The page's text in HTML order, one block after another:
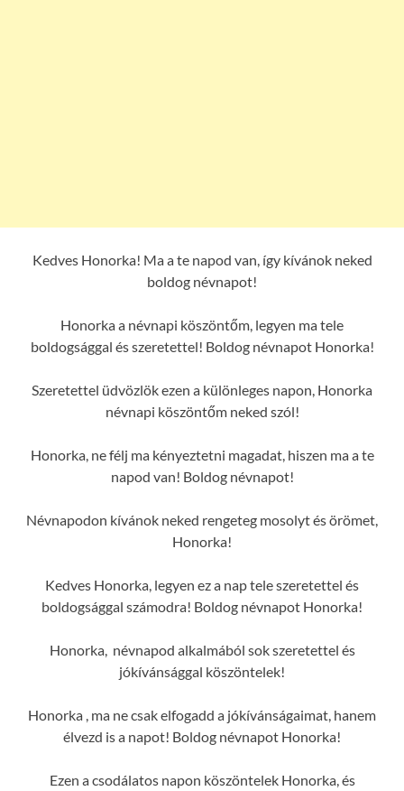
Kedves Honorka! Ma a te napod van, így kívánok neked
boldog névnapot!
Honorka a névnapi köszöntőm, legyen ma tele
boldogsággal és szeretettel! Boldog névnapot Honorka!
Szeretettel üdvözlök ezen a különleges napon, Honorka
névnapi köszöntőm neked szól!
Honorka, ne félj ma kényeztetni magadat, hiszen ma a te
napod van! Boldog névnapot!
Névnapodon kívánok neked rengeteg mosolyt és örömet,
Honorka!
Kedves Honorka, legyen ez a nap tele szeretettel és
boldogsággal számodra! Boldog névnapot Honorka!
Honorka, névnapod alkalmából sok szeretettel és
jókívánsággal köszöntelek!
Honorka , ma ne csak elfogadd a jókívánságaimat, hanem
élvezd is a napot! Boldog névnapot Honorka!
Ezen a csodálatos napon köszöntelek Honorka, és